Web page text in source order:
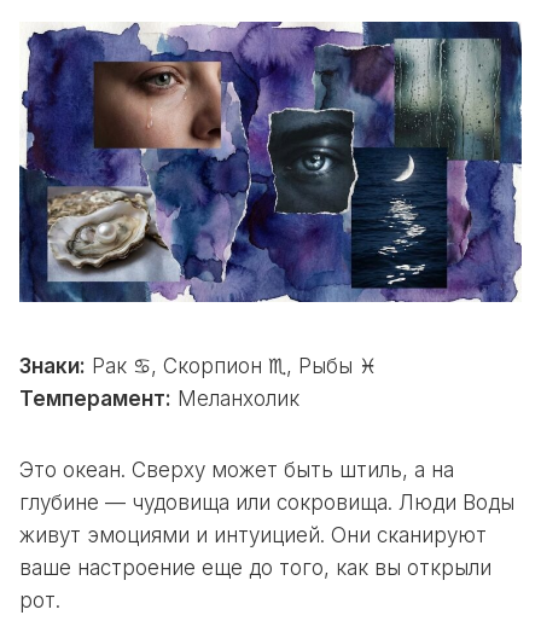
Знаки: Рак ♋, Скорпион ♏, Рыбы ♓
Темперамент: Меланхолик
Это океан. Сверху может быть штиль, а на
глубине — чудовища или сокровища. Люди Воды
живут эмоциями и интуицией. Они сканируют
ваше настроение еще до того, как вы открыли
рот.